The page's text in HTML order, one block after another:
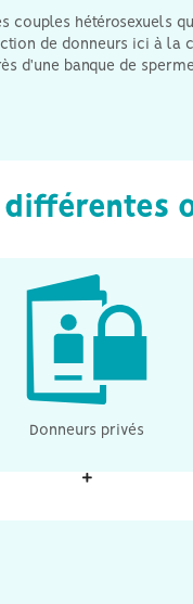
couples hétérosexuels
de donneurs ici à la
d'une banque de
différentes
Donneurs privés
privé concerne
mères célibataires et les
lesbiens. Il peut être
lorsque le donneur
légal de votre bébé.
celui-ci doit être
de la consultation initiale